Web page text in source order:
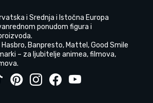
i Srednja i Istočna Europa
ponudom figura i
Hasbro, Banpresto, Mattel, Good Smile
– za ljubitelje animea, filmova,